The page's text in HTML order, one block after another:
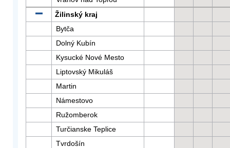
Žilinský kraj
Bytča
Dolný Kubín
Kysucké Nové Mesto
Liptovský Mikuláš
Martin
Námestovo
Ružomberok
Turčianske Teplice
Tvrdošín